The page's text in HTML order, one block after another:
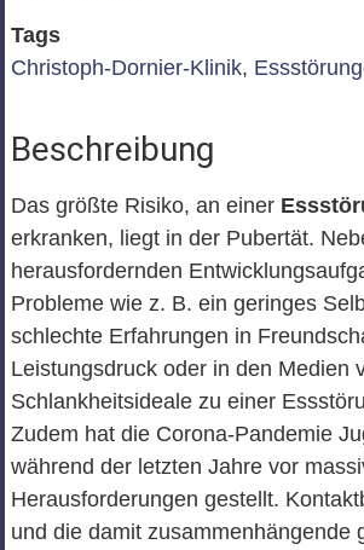
Tags
Christoph-Dornier-Klinik,
Beschreibung
Das größte Risiko, an einer
erkranken, liegt in der Pubertät.
herausfordernden
Probleme wie z. B. ein geringes
schlechte Erfahrungen in
Leistungsdruck oder in den Medien
Schlankheitsideale zu einer
Zudem hat die Corona-Pandemie
während der letzten Jahre vor
Herausforderungen gestellt.
und die damit zusammenhängende